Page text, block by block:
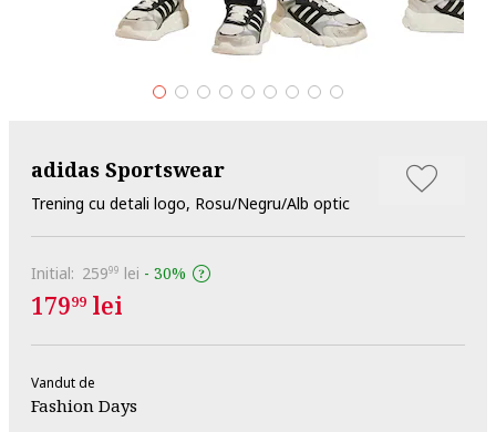
adidas Sportswear
Trening cu detali logo, Rosu/Negru/Alb optic
Initial: 25999 lei - 30%
17999 lei
Vandut de
Fashion Days